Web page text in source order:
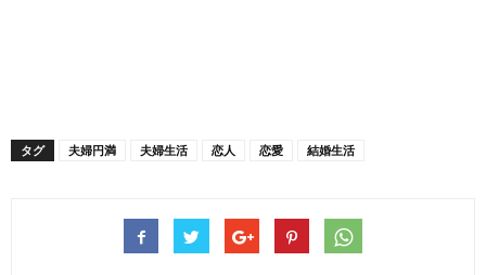
タグ 夫婦円満 夫婦生活 恋人 恋愛 結婚生活